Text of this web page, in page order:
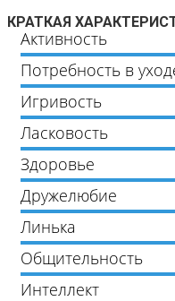
КРАТКАЯ
Активность
Потребность в
Игривость
Ласковость
Здоровье
Дружелюбие
Линька
Общительность
Интеллект